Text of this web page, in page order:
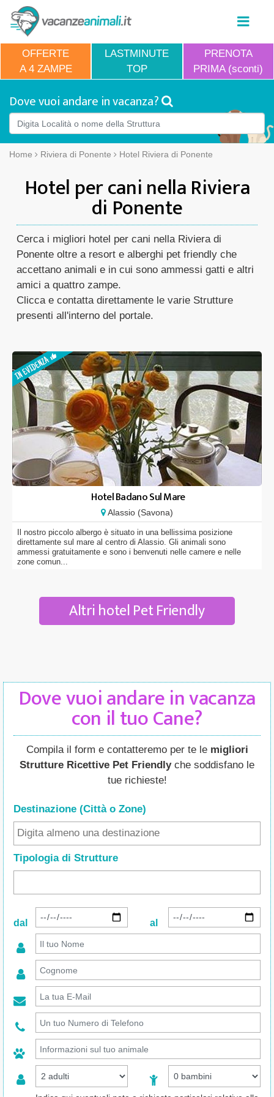
OFFERTE
A 4 ZAMPE
LASTMINUTE
TOP
PRENOTA
PRIMA (sconti)
Dove vuoi andare in vacanza?
Home Riviera di Ponente Hotel Riviera di Ponente
Hotel per cani nella Riviera
di Ponente
Cerca i migliori hotel per cani nella Riviera di
Ponente oltre a resort e alberghi pet friendly che
accettano animali e in cui sono ammessi gatti e altri
amici a quattro zampe.
Clicca e contatta direttamente le varie Strutture
presenti all'interno del portale.
Hotel Badano Sul Mare
Alassio (Savona)
Il nostro piccolo albergo è situato in una bellissima posizione
direttamente sul mare al centro di Alassio. Gli animali sono
ammessi gratuitamente e sono i benvenuti nelle camere e nelle
zone comun...
Altri hotel Pet Friendly
Dove vuoi andare in vacanza
con il tuo Cane?
Compila il form e contatteremo per te le migliori
Strutture Ricettive Pet Friendlyche soddisfano le
tue richieste!
Destinazione (Città o Zone)
Tipologia di Strutture
dal al